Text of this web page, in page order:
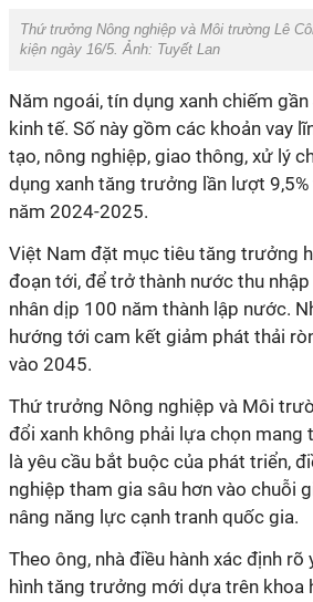
Thứ trưởng Nông nghiệp và Môi trường Lê
kiện ngày 16/5. Ảnh: Tuyết Lan
Năm ngoái, tín dụng xanh chiếm
kinh tế. Số này gồm các khoản vay
tạo, nông nghiệp, giao thông, xử lý
dụng xanh tăng trưởng lần lượt 9,5%
năm 2024-2025.
Việt Nam đặt mục tiêu tăng trưởng
đoạn tới, để trở thành nước thu
nhân dịp 100 năm thành lập nước.
hướng tới cam kết giảm phát thải
vào 2045.
Thứ trưởng Nông nghiệp và Môi
đổi xanh không phải lựa chọn mang
là yêu cầu bắt buộc của phát triển,
nghiệp tham gia sâu hơn vào chuỗi
nâng năng lực cạnh tranh quốc gia.
Theo ông, nhà điều hành xác định
hình tăng trưởng mới dựa trên khoa